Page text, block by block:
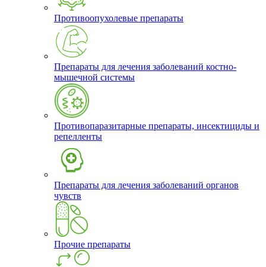
Противоопухолевые препараты
Препараты для лечения заболеваний костно-
мышечной системы
Противопаразитарные препараты, инсектициды и
репелленты
Препараты для лечения заболеваний органов
чувств
Прочие препараты